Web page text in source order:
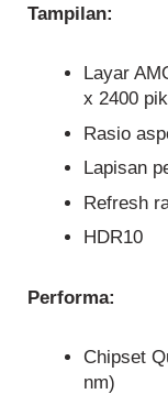
Tampilan:
Layar
x 2400
Rasio
Lapisan
Refresh
HDR10
Performa:
Chipset
nm)